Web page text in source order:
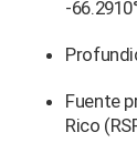
-
Fuente
Rico